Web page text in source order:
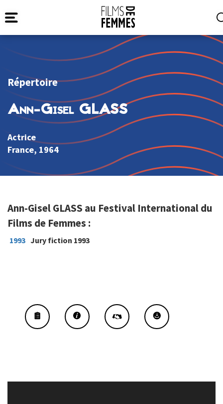
Répertoire
Ann-Gisel GLASS
Actrice
France, 1964
Ann-Gisel GLASS au Festival International du
Films de Femmes :
1993 Jury fiction 1993